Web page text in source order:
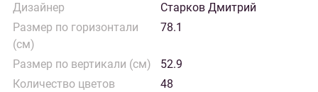
Дизайнер
Старков Дмитрий
Размер по горизонтали
(см)
78.1
Размер по вертикали (см)
52.9
Количество цветов
48